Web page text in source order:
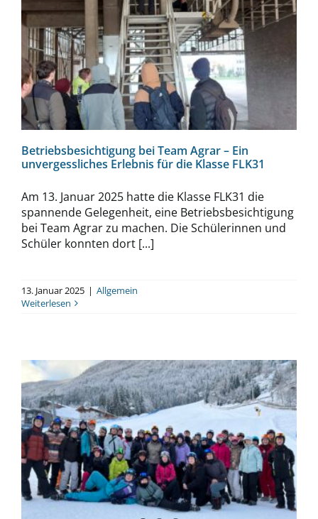
Betriebsbesichtigung bei Team Agrar – Ein
unvergessliches Erlebnis für die Klasse
FLK31
Betriebsbesichtigung bei Team Agrar – Ein
unvergessliches Erlebnis für die Klasse FLK31
Am 13. Januar 2025 hatte die Klasse FLK31 die
spannende Gelegenheit, eine Betriebsbesichtigung
bei Team Agrar zu machen. Die Schülerinnen und
Schüler konnten dort [...]
13. Januar 2025 | Allgemein
Weiterlesen
Skilager in Lappach